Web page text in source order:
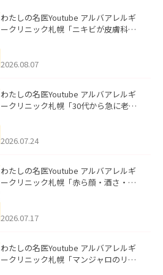
わたしの名医Youtube アルバアレルギ
ークリニック札幌「ニキビが皮膚科で
ました。
2026.08.07
わたしの名医Youtube アルバアレルギ
ークリニック札幌「30代から急に老け
た。
2026.07.24
わたしの名医Youtube アルバアレルギ
ークリニック札幌「赤ら顔・酒さ・ニ
した。
2026.07.17
わたしの名医Youtube アルバアレルギ
ークリニック札幌「マンジャロのリア